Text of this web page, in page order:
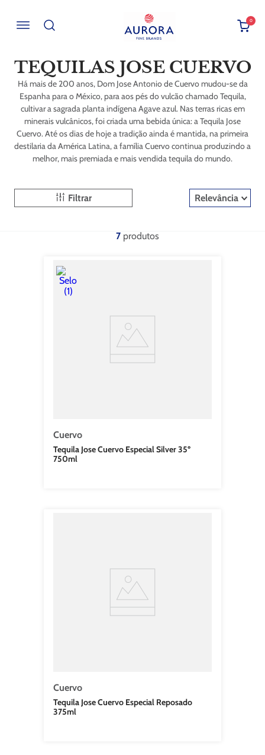
0
TEQUILAS JOSE CUERVO
Há mais de 200 anos, Dom Jose Antonio de Cuervo mudou-se da
Espanha para o México, para aos pés do vulcão chamado Tequila,
cultivar a sagrada planta indígena Agave azul. Nas terras ricas em
minerais vulcânicos, foi criada uma bebida única: a Tequila Jose
Cuervo. Até os dias de hoje a tradição ainda é mantida, na primeira
destilaria da América Latina, a família Cuervo continua produzindo a
melhor, mais premiada e mais vendida tequila do mundo.
Filtrar Relevância
7
Cuervo
Tequila Jose Cuervo Especial Silver 35º
750ml
Cuervo
Tequila Jose Cuervo Especial Reposado
375ml